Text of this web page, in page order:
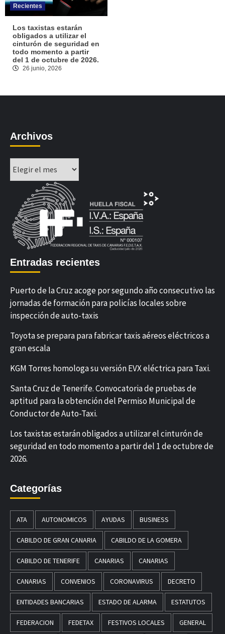
Recientes
Los taxistas estarán
obligados a utilizar el
cinturón de seguridad en
todo momento a partir
del 1 de octubre de 2026.
26 junio, 2026
Archivos
Entradas recientes
Puerto de la Cruz acoge por segundo año consecutivo las
jornadas de formación para policías locales sobre
inspección de auto-taxis
Toyota se prepara para fabricar taxis aéreos eléctricos a
gran escala
KGM Torres homologa su versión EVX eléctrica para Taxi.
Santa Cruz de Tenerife. Convocatoria de pruebas de
aptitud para la obtención del Permiso Municipal de
Conductor de Auto-Taxi.
Los taxistas estarán obligados a utilizar el cinturón de
seguridad en todo momento a partir del 1 de octubre de
2026.
Categorías
ATA AUTONOMICOS AYUDAS BUSINESS
CABILDO DE GRAN CANARIA CABILDO DE LA GOMERA
CABILDO DE TENERIFE CANARIAS CANARIAS
CANARIAS CONVENIOS CORONAVIRUS DECRETO
ENTIDADES BANCARIAS ESTADO DE ALARMA ESTATUTOS
FEDERACION FEDETAX FESTIVOS LOCALES GENERAL